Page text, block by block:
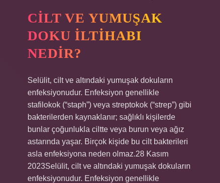
CILT VE YUMUŞAK
DOKU ILTIHABI
NEDIR?
Selülit, cilt ve altındaki yumuşak dokuların
enfeksiyonudur. Enfeksiyon genellikle
stafilokok (“staph”) veya streptokok (“strep”) gibi
bakterilerden kaynaklanır; sağlıklı kişilerde
bunlar çoğunlukla ciltte veya burun veya ağız
astarında yaşar. Birçok kişide bu cilt bakterileri
asla enfeksiyona neden olmaz.28 Kasım
2023Selülit, cilt ve altındaki yumuşak dokuların
enfeksiyonudur. Enfeksiyon genellikle